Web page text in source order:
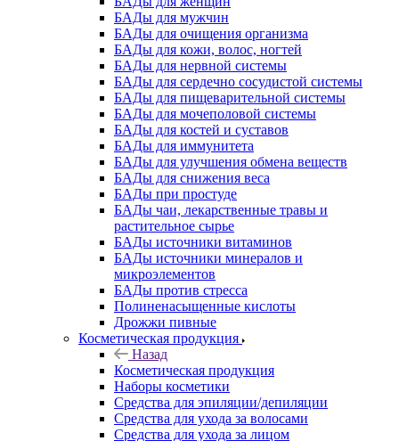
БАДы для мужчин
БАДы для очищения организма
БАДы для кожи, волос, ногтей
БАДы для нервной системы
БАДы для сердечно сосудистой системы
БАДы для пищеварительной системы
БАДы для мочеполовой системы
БАДы для костей и суставов
БАДы для иммунитета
БАДы для улучшения обмена веществ
БАДы для снижения веса
БАДы при простуде
БАДы чаи, лекарственные травы и
растительное сырье
БАДы источники витаминов
БАДы источники минералов и
микроэлементов
БАДы против стресса
Полиненасыщенные кислоты
Дрожжи пивные
Косметическая продукция
Назад
Косметическая продукция
Наборы косметики
Средства для эпиляции/депиляции
Средства для ухода за волосами
Средства для ухода за лицом